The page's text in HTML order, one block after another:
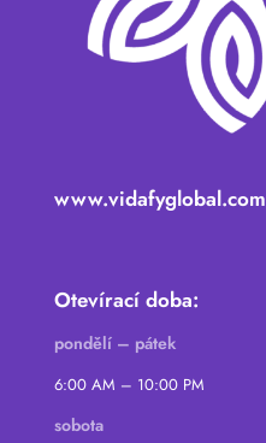
www.vidafyglobal.com
Otevírací doba:
pondělí – pátek
6:00 AM – 10:00 PM
sobota